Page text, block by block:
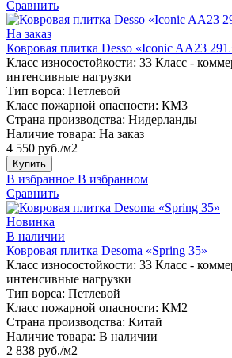
Сравнить
На заказ
Ковровая плитка Desso «Iconic AA23
Класс износостойкости: 33 Класс -
интенсивные нагрузки
Тип ворса: Петлевой
Класс пожарной опасности: КМ3
Страна производства: Нидерланды
Наличие товара: На заказ
4 550 руб./м2
Купить
В избранное В избранном
Сравнить
Новинка
В наличии
Ковровая плитка Desoma «Spring 35»
Класс износостойкости: 33 Класс -
интенсивные нагрузки
Тип ворса: Петлевой
Класс пожарной опасности: КМ2
Страна производства: Китай
Наличие товара: В наличии
2 838 руб./м2